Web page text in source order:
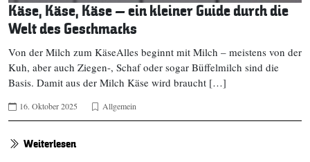
Käse, Käse, Käse – ein kleiner Guide durch die
Welt des Geschmacks
Von der Milch zum KäseAlles beginnt mit Milch – meistens von der
Kuh, aber auch Ziegen-, Schaf oder sogar Büffelmilch sind die
Basis. Damit aus der Milch Käse wird braucht […]
16. Oktober 2025 Allgemein
Weiterlesen